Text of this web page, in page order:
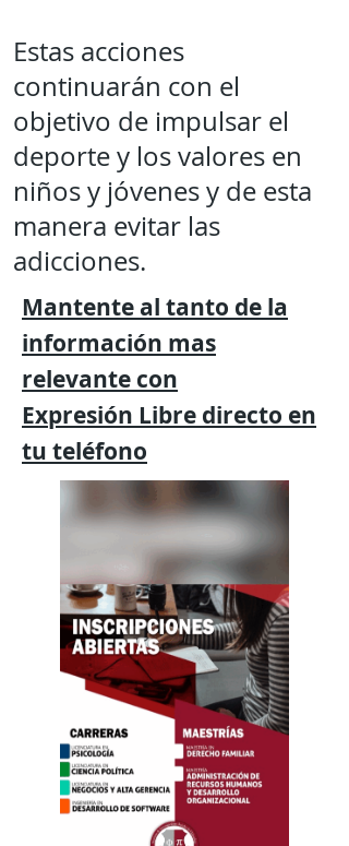
Estas acciones
continuarán con el
objetivo de impulsar el
deporte y los valores en
niños y jóvenes y de esta
manera evitar las
adicciones.
Mantente al tanto de la
información mas
relevante con
Expresión Libre directo en
tu teléfono